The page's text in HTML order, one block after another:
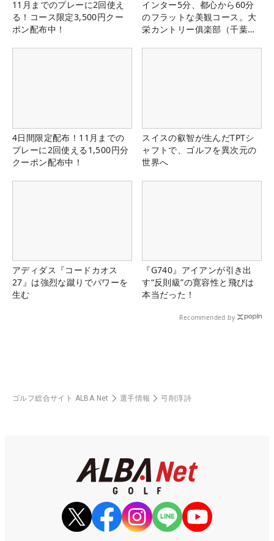
11月までのプレーに2回使え
る！コース限定3,500円クー
ポン配布中！
インター5分、都心から60分
のフラットな美観コース。大
栄カントリー俱楽部（千葉
4日間限定配布！11月までの
プレーに2回使える1,500円分
クーポン配布中！
スイスの叡智が生んだTPTシ
ャフトで、ゴルフを異次元の
世界へ
アディダス『コードカオス
27』は強烈な蹴りでパワーを
生む
『G740』アイアンが引き出
す“反則級”の寛容性と飛びは
本当だった！
Recommended by
ゴルフ総合サイト ALBA Net 選手情報 弓削淳詩